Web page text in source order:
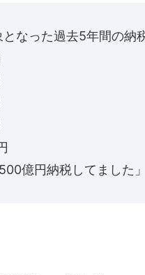
となった過去5年間の納
億円納税してました」